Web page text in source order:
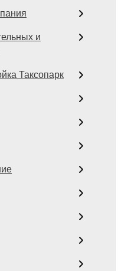
и
Таксопарк